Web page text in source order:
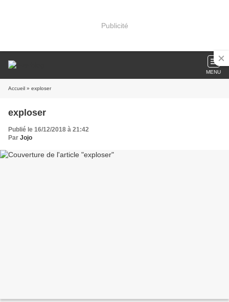
Publicité
MENU
Accueil » exploser
exploser
Publié le 16/12/2018 à 21:42
Par Jojo